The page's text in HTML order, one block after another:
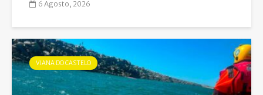
6 Agosto, 2026
VIANA DO CASTELO